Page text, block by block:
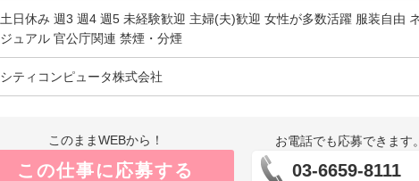
土日休み 週3 週4 週5 未経験歓迎 主婦(夫)歓迎 女性が多数活躍 服装自由
ジュアル 官公庁関連 禁煙・分煙
シティコンピュータ株式会社
このままWEBから！
この仕事に応募する
お電話でも応募できます
03-6659-8111